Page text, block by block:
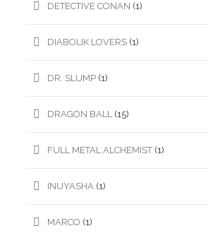
DETECTIVE CONAN (1)
DIABOLIK LOVERS (1)
DR. SLUMP (1)
DRAGON BALL (15)
FULL METAL ALCHEMIST (1)
INUYASHA (1)
MARCO (1)